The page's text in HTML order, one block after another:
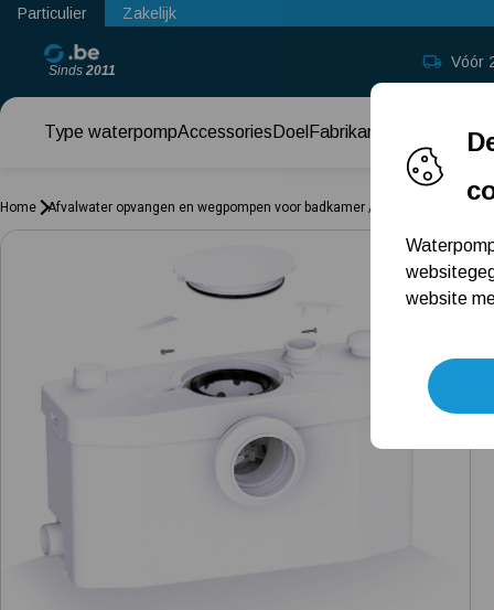
Particulier Zakelijk
Sinds 2011
Vóór
Type waterpompAccessories Doel Fabrikant
Home Afvalwater opvangen en wegpompen voor badkamer / toilet / keuken
website